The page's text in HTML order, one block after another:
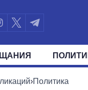
ПРЕЗИДЕНТ И
›Политика